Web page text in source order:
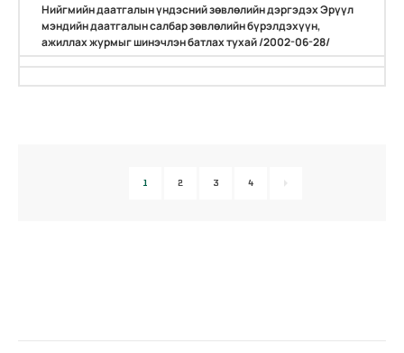
Нийгмийн даатгалын үндэсний зөвлөлийн дэргэдэх Эрүүл
мэндийн даатгалын салбар зөвлөлийн бүрэлдэхүүн,
ажиллах журмыг шинэчлэн батлах тухай /2002-06-28/
1 2 3 4